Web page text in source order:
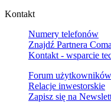
Kontakt
Numery telefonów
Znajdź Partnera
Kontakt - wsparcie
Forum
Relacje inwestorskie
Zapisz się na